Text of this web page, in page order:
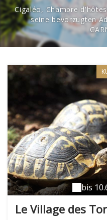
Cigaléo, Chambre
seine bevorzugten
bis
Le Village des